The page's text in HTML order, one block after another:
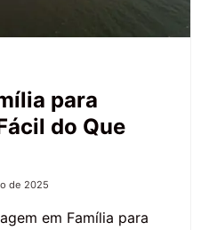
para
do Que
de 2025
em Família para